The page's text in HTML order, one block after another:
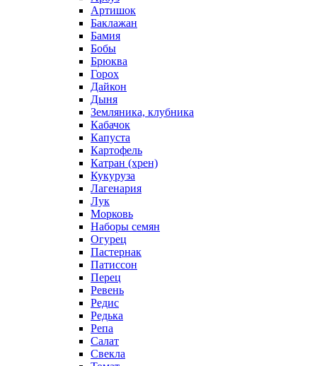
Артишок
Баклажан
Бамия
Бобы
Брюква
Горох
Дайкон
Дыня
Земляника, клубника
Кабачок
Капуста
Картофель
Катран (хрен)
Кукуруза
Лагенария
Лук
Морковь
Наборы семян
Огурец
Пастернак
Патиссон
Перец
Ревень
Редис
Редька
Репа
Салат
Свекла